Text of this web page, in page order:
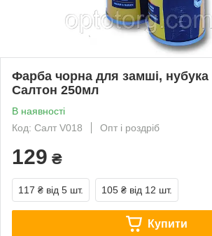
Фарба чорна для замші,
Салтон 250мл
В наявності
Код: Салт V018
Опт і роздріб
129 ₴
117 ₴ від 5 шт. 105 ₴ від 12 шт.
Купити